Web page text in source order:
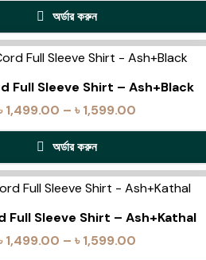
অর্ডার করুন
Full Sleeve Shirt – Ash+Black
1,499.00 – ৳1,599.00
অর্ডার করুন
Full Sleeve Shirt – Ash+Kathal
1,499.00 – ৳1,599.00